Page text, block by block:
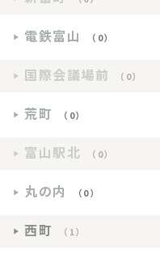
電鉄富山 （0）
国際会議場前 （0）
荒町 （0）
富山駅北 （0）
丸の内 （0）
西町 （1）